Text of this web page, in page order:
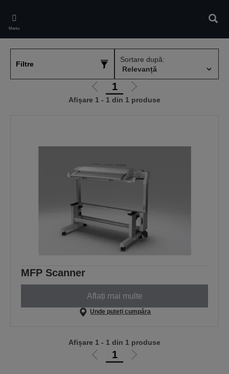
main
content
Meniu
Filtre
Sortare după:
Mergi
la
1
Mergi
la
Afișare 1 - 1 din 1 produse
MFP Scanner
Aflați mai multe
Unde puteți cumpăra
Mergi
1
Mergi
Afișare 1 - 1 din 1 produse